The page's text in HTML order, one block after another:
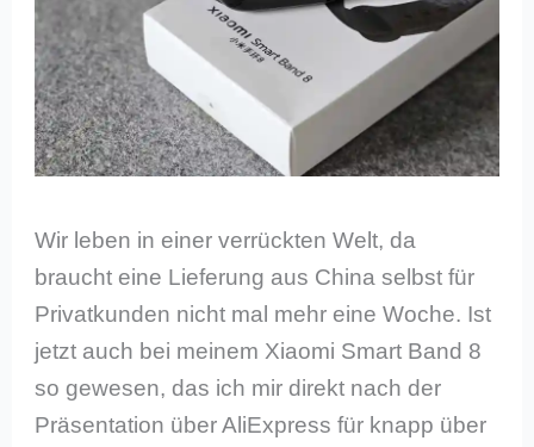
Wir leben in einer verrückten Welt, da
braucht eine Lieferung aus China selbst für
Privatkunden nicht mal mehr eine Woche. Ist
jetzt auch bei meinem Xiaomi Smart Band 8
so gewesen, das ich mir direkt nach der
Präsentation über AliExpress für knapp über